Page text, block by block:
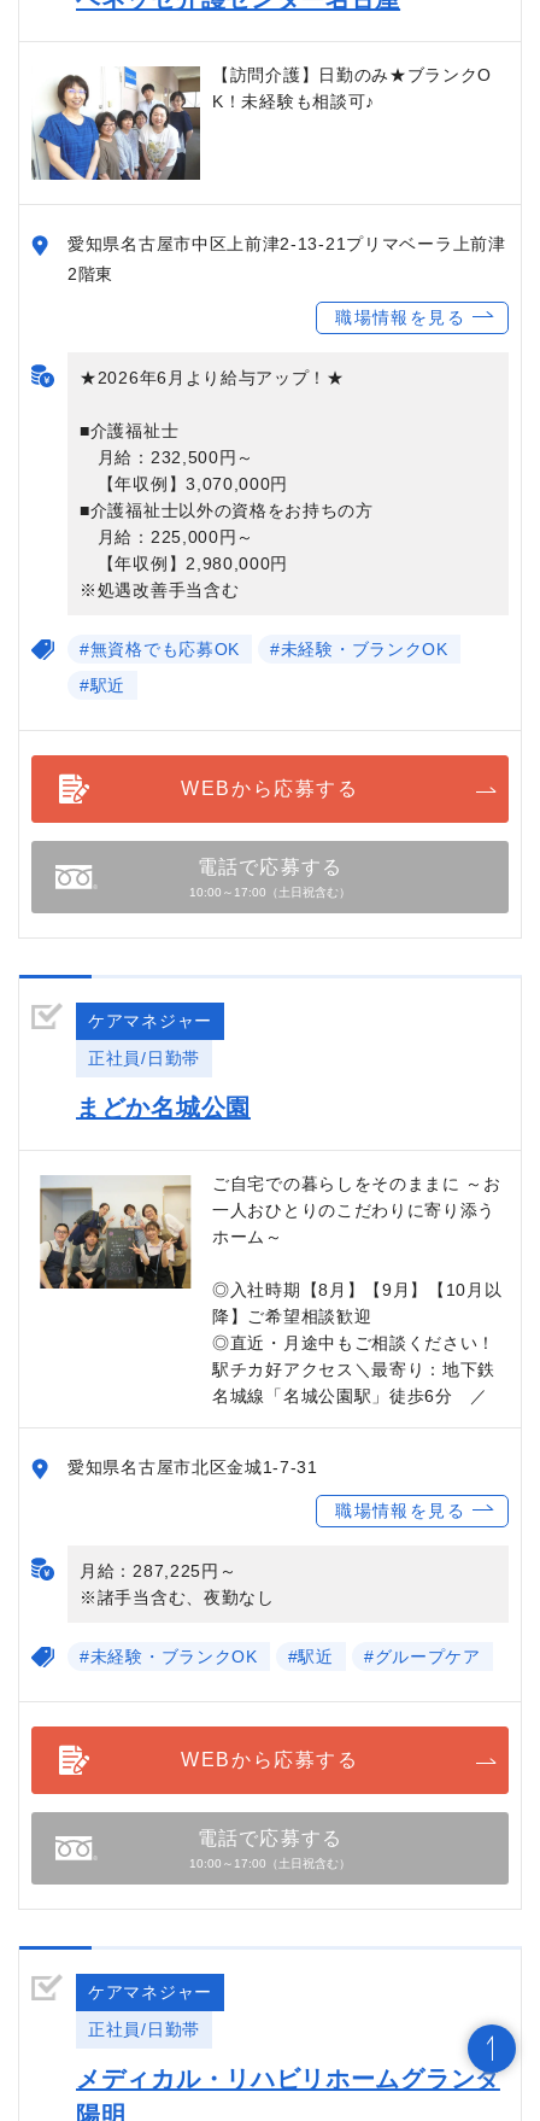
【訪問介護】日勤のみ★ブランクO
K！未経験も相談可♪
愛知県名古屋市中区上前津2-13-21プリマベーラ上前津
2階東
職場情報を見る
★2026年6月より給与アップ！★
■介護福祉士
月給：232,500円～
【年収例】3,070,000円
■介護福祉士以外の資格をお持ちの方
月給：225,000円～
【年収例】2,980,000円
※処遇改善手当含む
#無資格でも応募OK
#未経験・ブランクOK
#駅近
WEBから応募する
電話で応募する
10:00～17:00（土日祝含む）
ケアマネジャー
正社員/日勤帯
まどか名城公園
ご自宅での暮らしをそのままに ～お
一人おひとりのこだわりに寄り添う
ホーム～
◎入社時期【8月】【9月】【10月以
降】ご希望相談歓迎
◎直近・月途中もご相談ください！
駅チカ好アクセス＼最寄り：地下鉄
名城線「名城公園駅」徒歩6分 ／
愛知県名古屋市北区金城1-7-31
職場情報を見る
月給：287,225円～
※諸手当含む、夜勤なし
#未経験・ブランクOK #駅近 #グループケア
WEBから応募する
電話で応募する
10:00～17:00（土日祝含む）
ケアマネジャー
正社員/日勤帯
メディカル・リハビリホームグランダ
陽明